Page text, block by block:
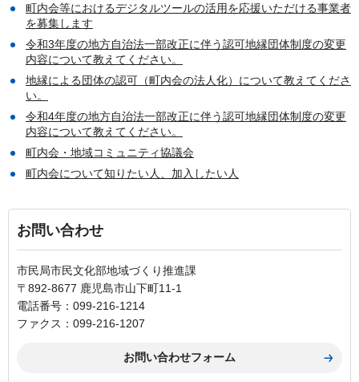
町内会等におけるデジタルツールの活用を応援いただける事業者
を募集します
令和3年度の地方自治法一部改正に伴う認可地縁団体制度の変更
内容について教えてください。
地縁による団体の認可（町内会の法人化）について教えてくださ
い。
令和4年度の地方自治法一部改正に伴う認可地縁団体制度の変更
内容について教えてください。
町内会・地域コミュニティ協議会
町内会について知りたい人、加入したい人
お問い合わせ
市民局市民文化部地域づくり推進課
〒892-8677 鹿児島市山下町11-1
電話番号：099-216-1214
ファクス：099-216-1207